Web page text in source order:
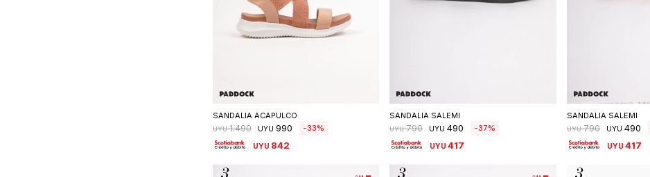
SANDALIA ACAPULCO
UYU 1.490 UYU 990 33
UYU 842
SANDALIA SALEMI
UYU 790 UYU 490 37
UYU 417
SANDALIA SALEMI
UYU 790 UYU 490
UYU 417